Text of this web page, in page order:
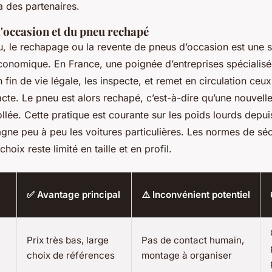
des partenaires.
et du pneu rechapé
le rechapage ou la revente de pneus d’occasion est une
En France, une poignée d’entreprises
fin de vie légale, les inspecte, et remet en circulation
Le pneu est alors rechapé, c’est-à-dire qu’une
Cette pratique est courante sur les poids lourds
peu à peu les voitures particulières. Les normes de
reste limité en taille et en profil.
✅ Avantage principal ⚠️ Inconvénient potentiel
Prix très bas, large
choix de références
Pas de contact humain,
montage à organiser